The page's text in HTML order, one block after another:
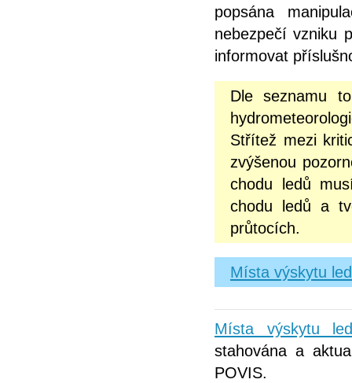
popsána
nebezpečí vzniku
informovat
Dle seznamu
Střítež mezi
zvýšenou
chodu ledů
chodu ledů a
průtocích.
Místa výskytu
Místa výskytu
stahována a
POVIS.